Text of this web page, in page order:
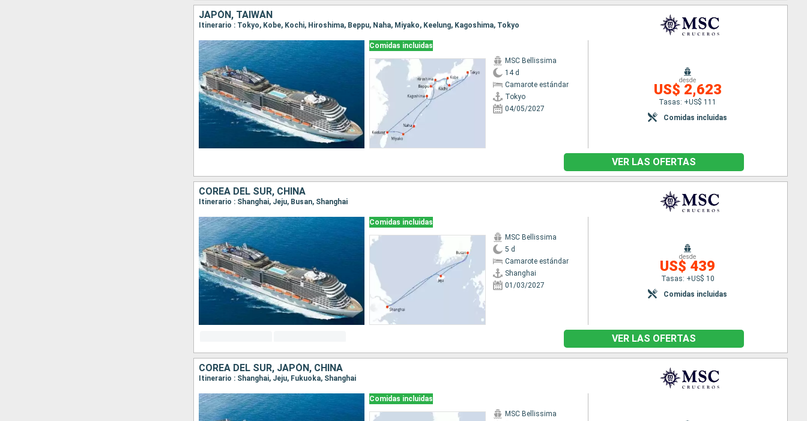
JAPÓN, TAIWÁN
Itinerario : Tokyo, Kobe, Kochi, Hiroshima, Beppu, Naha, Miyako, Keelung, Kagoshima, Tokyo
Comidas incluidas
MSC Bellissima
14 d
Camarote estándar
Tokyo
04/05/2027
desde
US$ 2,623
Tasas: +US$ 111
Comidas incluidas
VER LAS OFERTAS
COREA DEL SUR, CHINA
Itinerario : Shanghai, Jeju, Busan, Shanghai
Comidas incluidas
MSC Bellissima
5 d
Camarote estándar
Shanghai
01/03/2027
desde
US$ 439
Tasas: +US$ 10
Comidas incluidas
VER LAS OFERTAS
COREA DEL SUR, JAPÓN, CHINA
Itinerario : Shanghai, Jeju, Fukuoka, Shanghai
Comidas incluidas
MSC Bellissima